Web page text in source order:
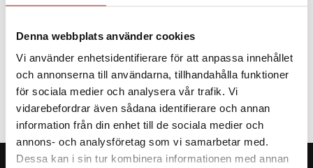
Denna webbplats använder cookies
Vi använder enhetsidentifierare för att anpassa innehållet
och annonserna till användarna, tillhandahålla funktioner
för sociala medier och analysera vår trafik. Vi
vidarebefordrar även sådana identifierare och annan
information från din enhet till de sociala medier och
annons- och analysföretag som vi samarbetar med.
Dessa kan i sin tur kombinera informationen med annan
SPECIFIKATION